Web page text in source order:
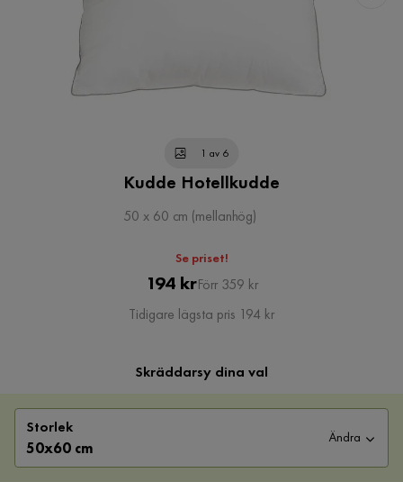
1 av 6
Kudde Hotellkudde
50 x 60 cm (mellanhög)
Se priset!
Pris
194 krOriginal
Pris
Förr 359 kr
Tidigare lägsta pris 194 kr
Skräddarsy dina val
Storlek
50x60 cm
Ändra